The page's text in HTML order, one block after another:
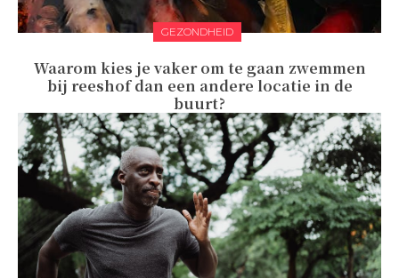
GEZONDHEID
Waarom kies je vaker om te gaan zwemmen
bij reeshof dan een andere locatie in de
buurt?